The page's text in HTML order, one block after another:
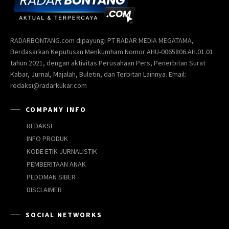
RADARBONTANG.com dipayungi PT RADAR MEDIA MEGATAMA,
Berdasarkan Keputusan Menkumham Nomor AHU-0065806.AH.01.01
tahun 2021, dengan aktivitas Perusahaan Pers, Penerbitan Surat
Kabar, Jurnal, Majalah, Buletin, dan Terbitan Lainnya. Email:
redaksi@radarkukar.com
COMPANY INFO
REDAKSI
INFO PRODUK
KODE ETIK JURNALISTIK
PEMBERITAAN ANAK
PEDOMAN SIBER
DISCLAIMER
SOCIAL NETWORKS